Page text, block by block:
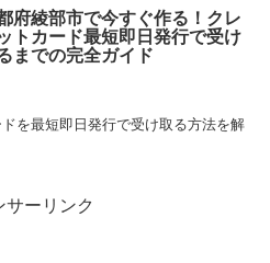
府綾部市で今すぐ作る！クレ
トカード最短即日発行で受け
までの完全ガイド
を最短即日発行で受け取る方法を解
サーリンク